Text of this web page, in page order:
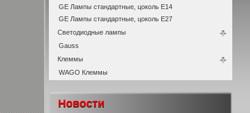
GE Лампы стандартные, цоколь Е14
GE Лампы стандартные, цоколь Е27
Светодиодные лампы
Gauss
Клеммы
WAGO Клеммы
Новости